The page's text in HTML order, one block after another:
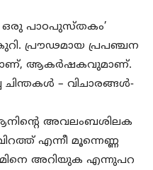
ഒരു പാഠപുസ്തകം’
പ്രൗഢമായ പ്രപഞ്ചന
ആകര്‍ഷകവുമാണ്.
ചിന്തകള്‍ – വിചാരങ്ങള്‍-
അവലംബശിലക
എന്നീ മൂന്നെണ്ണ
അറിയുക എന്നുപറ